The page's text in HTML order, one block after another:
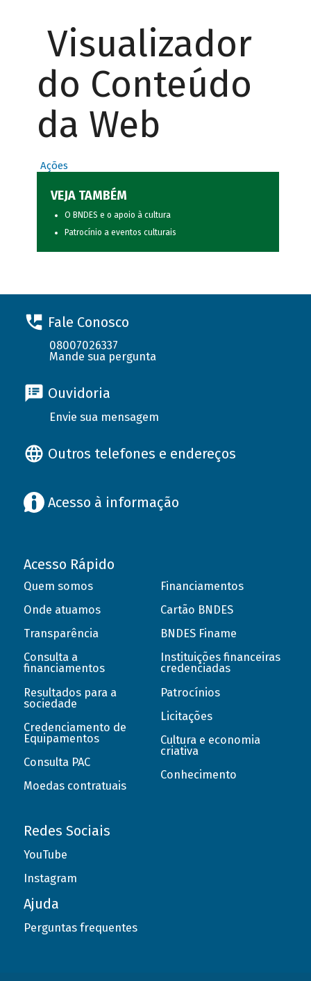
Visualizador
do Conteúdo
da Web
Ações
VEJA TAMBÉM
O BNDES e o apoio à cultura
Patrocínio a eventos culturais
Fale Conosco
08007026337
Mande sua pergunta
Ouvidoria
Envie sua mensagem
Outros telefones e endereços
Acesso à informação
Acesso Rápido
Quem somos
Onde atuamos
Transparência
Consulta a
financiamentos
Resultados para a
sociedade
Credenciamento de
Equipamentos
Consulta PAC
Moedas contratuais
Financiamentos
Cartão BNDES
BNDES Finame
Instituições financeiras
credenciadas
Patrocínios
Licitações
Cultura e economia
criativa
Conhecimento
Redes Sociais
YouTube
Instagram
Ajuda
Perguntas frequentes